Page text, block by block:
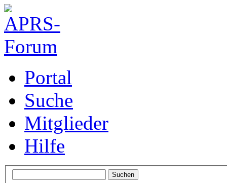
Portal
Suche
Mitglieder
Hilfe